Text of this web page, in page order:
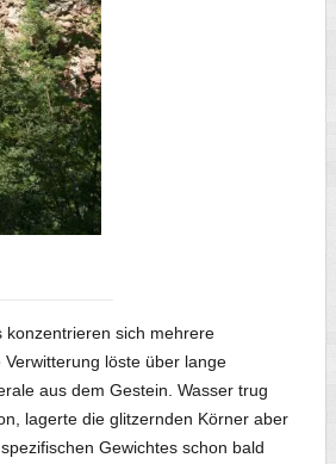
konzentrieren sich mehrere
löste über lange
aus dem Gestein. Wasser trug
lagerte die glitzernden Körner aber
Gewichtes schon bald